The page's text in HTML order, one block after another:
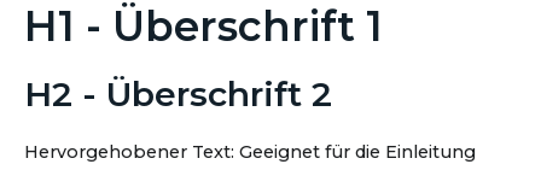
H1 - Überschrift 1
H2 - Überschrift 2
Hervorgehobener Text: Geeignet für die Einleitung